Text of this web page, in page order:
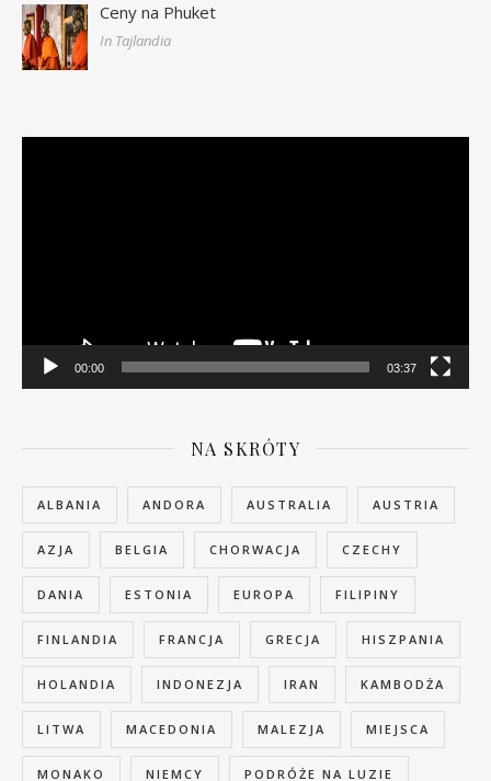
Ceny na Phuket
In Tajlandia
00:00 03:37
NA SKRÓTY
ALBANIA ANDORA AUSTRALIA AUSTRIA
AZJA BELGIA CHORWACJA CZECHY
DANIA ESTONIA EUROPA FILIPINY
FINLANDIA FRANCJA GRECJA HISZPANIA
HOLANDIA INDONEZJA IRAN KAMBODŻA
LITWA MACEDONIA MALEZJA MIEJSCA
MONAKO NIEMCY PODRÓŻE NA LUZIE